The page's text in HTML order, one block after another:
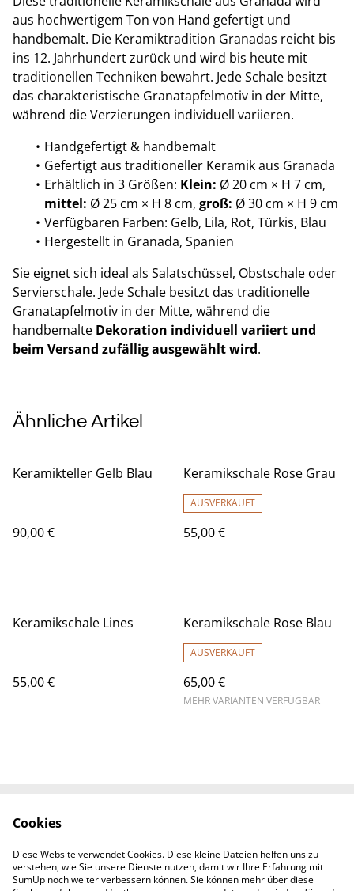
aus hochwertigem Ton von Hand gefertigt und
handbemalt. Die Keramiktradition Granadas reicht bis
ins 12. Jahrhundert zurück und wird bis heute mit
traditionellen Techniken bewahrt. Jede Schale besitzt
das charakteristische Granatapfelmotiv in der Mitte,
während die Verzierungen individuell variieren.
Handgefertigt & handbemalt
Gefertigt aus traditioneller Keramik aus Granada
Erhältlich in 3 Größen: Klein: Ø 20 cm × H 7 cm,
mittel: Ø 25 cm × H 8 cm, groß: Ø 30 cm × H 9 cm
Verfügbaren Farben: Gelb, Lila, Rot, Türkis, Blau
Hergestellt in Granada, Spanien
Sie eignet sich ideal als Salatschüssel, Obstschale oder
Servierschale. Jede Schale besitzt das traditionelle
Granatapfelmotiv in der Mitte, während die
handbemalte Dekoration individuell variiert und
beim Versand zufällig ausgewählt wird.
Ähnliche Artikel
Keramikteller Gelb Blau
90,00 €
Keramikschale Rose Grau
AUSVERKAUFT
55,00 €
Keramikschale Lines
55,00 €
Keramikschale Rose Blau
AUSVERKAUFT
65,00 €
MEHR VARIANTEN VERFÜGBAR
Cookie-Richtlinie
Kontaktieren Sie uns
Impressum
Cookies
Diese Website verwendet Cookies. Diese kleine Dateien helfen uns zu
verstehen, wie Sie unsere Dienste nutzen, damit wir Ihre Erfahrung mit
SumUp noch weiter verbessern können. Sie können mehr über diese